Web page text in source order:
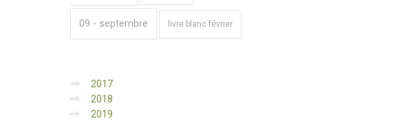
09 - septembre livre blanc février
2017
2018
2019